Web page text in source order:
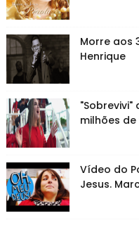
Morre aos
Henrique
"Sobrevivi"
milhões
Vídeo do
Jesus.